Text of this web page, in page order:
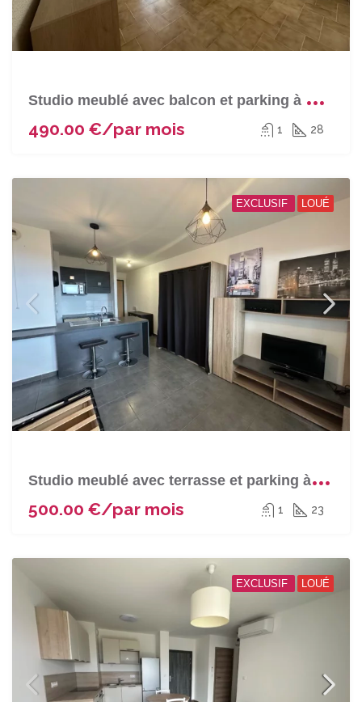
S
tudio meublé avec balcon et parking à BASTIA (Sortie sud)
490.00 €/par mois 1 28
EXCLUSIF LOUÉ
S
tudio meublé avec terrasse et parking à FURIANI
500.00 €/par mois 1 23
EXCLUSIF LOUÉ